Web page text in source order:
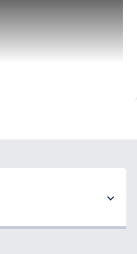
olyan hasznos,
tehetik a